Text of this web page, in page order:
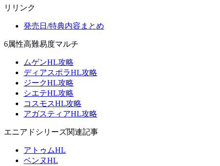
リリンク
発売日/特典内容まとめ
6属性高難易度マルチ
ムゲンHL攻略
ディアスポラHL攻略
ジークHL攻略
シエテHL攻略
コスモスHL攻略
アガスティアHL攻略
エニアドシリーズ関連記事
アトゥムHL
ベンヌHL